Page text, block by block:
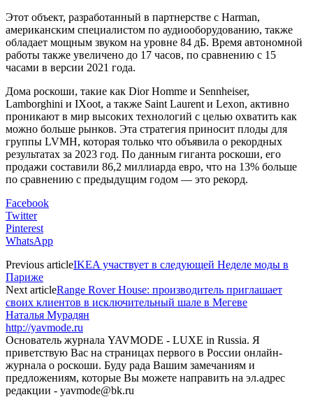
Этот объект, разработанный в партнерстве с Harman,
американским специалистом по аудиооборудованию, также
обладает мощным звуком на уровне 84 дБ. Время автономной
работы также увеличено до 17 часов, по сравнению с 15
часами в версии 2021 года.
Дома роскоши, такие как Dior Homme и Sennheiser,
Lamborghini и IXoot, а также Saint Laurent и Lexon, активно
проникают в мир высоких технологий с целью охватить как
можно больше рынков. Эта стратегия приносит плоды для
группы LVMH, которая только что объявила о рекордных
результатах за 2023 год. По данным гиганта роскоши, его
продажи составили 86,2 миллиарда евро, что на 13% больше
по сравнению с предыдущим годом — это рекорд.
Facebook
Twitter
Pinterest
WhatsApp
Previous articleIKEA участвует в следующей Неделе моды в
Париже
Next articleRange Rover House: производитель приглашает
своих клиентов в исключительный шале в Мегеве
Наталья Мурадян
http://yavmode.ru
Основатель журнала YAVMODE - LUXE in Russia. Я
приветствую Вас на страницах первого в России онлайн-
журнала о роскоши. Буду рада Вашим замечаниям и
предложениям, которые Вы можете направить на эл.адрес
редакции - yavmode@bk.ru